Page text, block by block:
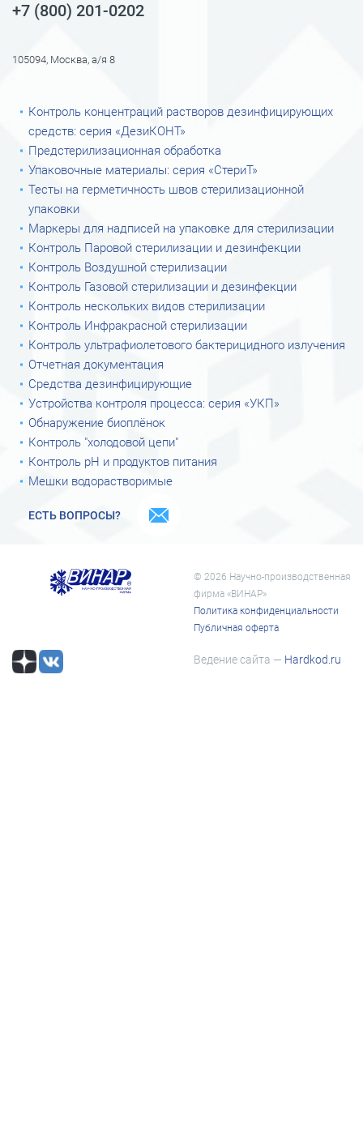
+7 (800) 201-0202
105094, Москва, а/я 8
Контроль концентраций растворов дезинфицирующих
средств: серия «ДезиКОНТ»
Предстерилизационная обработка
Упаковочные материалы: серия «СтериТ»
Тесты на герметичность швов стерилизационной
упаковки
Маркеры для надписей на упаковке для стерилизации
Контроль Паровой стерилизации и дезинфекции
Контроль Воздушной стерилизации
Контроль Газовой стерилизации и дезинфекции
Контроль нескольких видов стерилизации
Контроль Инфракрасной стерилизации
Контроль ультрафиолетового бактерицидного излучения
Отчетная документация
Средства дезинфицирующие
Устройства контроля процесса: серия «УКП»
Обнаружение биоплёнок
Контроль "холодовой цепи"
Контроль рН и продуктов питания
Мешки водорастворимые
ЕСТЬ ВОПРОСЫ?
© 2026 Научно-производственная
фирма «ВИНАР»
Политика конфиденциальности
Публичная оферта
Ведение сайта — Hardkod.ru